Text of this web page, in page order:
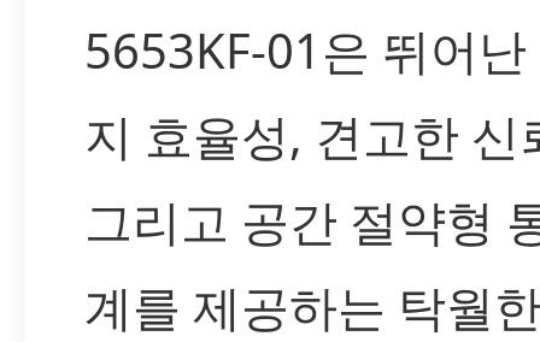
5653KF-01은 뛰어
지 효율성, 견고한 신
그리고 공간 절약형
계를 제공하는 탁월